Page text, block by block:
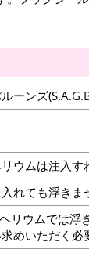
ーンズ
ウムは注入す
れても浮きま
リウムでは浮
めいただく必